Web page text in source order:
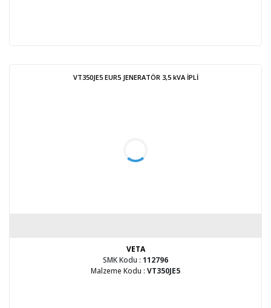
VT350JE5 EUR5 JENERATÖR 3,5 kVA İPLİ
VETA
SMK Kodu : 112796
Malzeme Kodu : VT350JE5